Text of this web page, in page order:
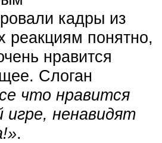
кадры из
реакциям понятно,
нравится
Слоган
что нравится
игре, ненавидят
.